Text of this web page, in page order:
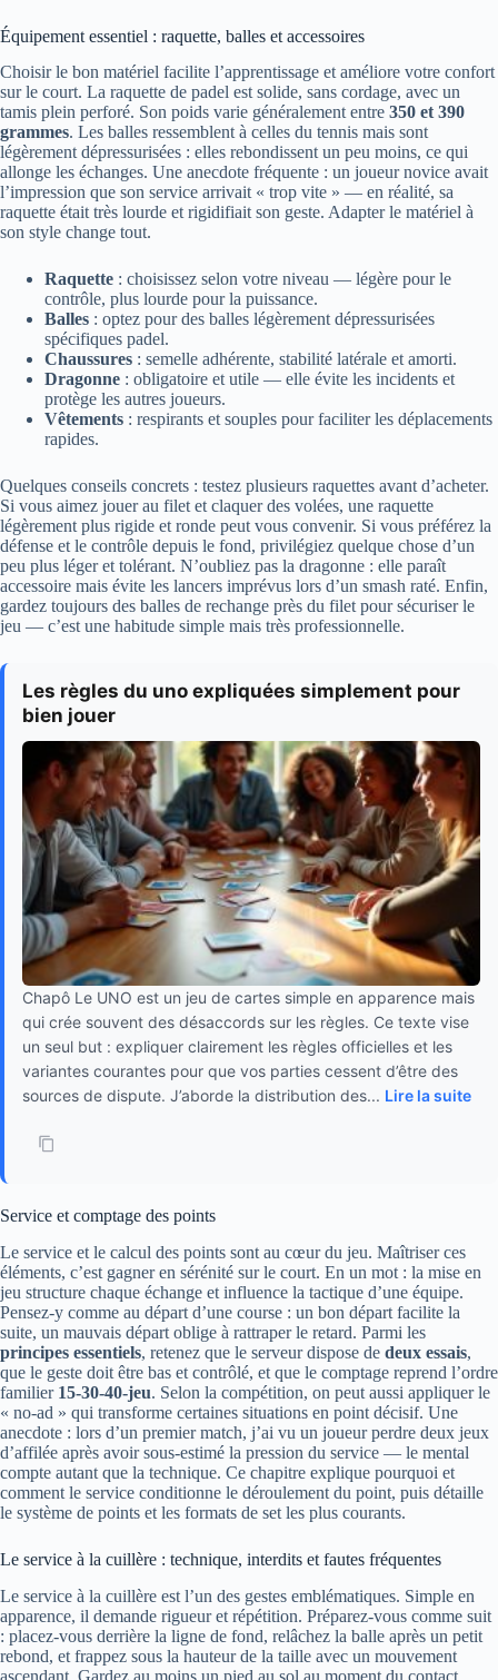
Équipement essentiel : raquette, balles et accessoires
Choisir le bon matériel facilite l’apprentissage et améliore votre confort
sur le court. La raquette de padel est solide, sans cordage, avec un
tamis plein perforé. Son poids varie généralement entre 350 et 390
grammes. Les balles ressemblent à celles du tennis mais sont
légèrement dépressurisées : elles rebondissent un peu moins, ce qui
allonge les échanges. Une anecdote fréquente : un joueur novice avait
l’impression que son service arrivait « trop vite » — en réalité, sa
raquette était très lourde et rigidifiait son geste. Adapter le matériel à
son style change tout.
Raquette : choisissez selon votre niveau — légère pour le
contrôle, plus lourde pour la puissance.
Balles : optez pour des balles légèrement dépressurisées
spécifiques padel.
Chaussures : semelle adhérente, stabilité latérale et amorti.
Dragonne : obligatoire et utile — elle évite les incidents et
protège les autres joueurs.
Vêtements : respirants et souples pour faciliter les déplacements
rapides.
Quelques conseils concrets : testez plusieurs raquettes avant d’acheter.
Si vous aimez jouer au filet et claquer des volées, une raquette
légèrement plus rigide et ronde peut vous convenir. Si vous préférez la
défense et le contrôle depuis le fond, privilégiez quelque chose d’un
peu plus léger et tolérant. N’oubliez pas la dragonne : elle paraît
accessoire mais évite les lancers imprévus lors d’un smash raté. Enfin,
gardez toujours des balles de rechange près du filet pour sécuriser le
jeu — c’est une habitude simple mais très professionnelle.
Les règles du uno expliquées simplement pour
bien jouer
Chapô Le UNO est un jeu de cartes simple en apparence mais
qui crée souvent des désaccords sur les règles. Ce texte vise
un seul but : expliquer clairement les règles officielles et les
variantes courantes pour que vos parties cessent d’être des
sources de dispute. J’aborde la distribution des... Lire la suite
Service et comptage des points
Le service et le calcul des points sont au cœur du jeu. Maîtriser ces
éléments, c’est gagner en sérénité sur le court. En un mot : la mise en
jeu structure chaque échange et influence la tactique d’une équipe.
Pensez-y comme au départ d’une course : un bon départ facilite la
suite, un mauvais départ oblige à rattraper le retard. Parmi les
principes essentiels, retenez que le serveur dispose de deux essais,
que le geste doit être bas et contrôlé, et que le comptage reprend l’ordre
familier 15‑30‑40‑jeu. Selon la compétition, on peut aussi appliquer le
« no‑ad » qui transforme certaines situations en point décisif. Une
anecdote : lors d’un premier match, j’ai vu un joueur perdre deux jeux
d’affilée après avoir sous‑estimé la pression du service — le mental
compte autant que la technique. Ce chapitre explique pourquoi et
comment le service conditionne le déroulement du point, puis détaille
le système de points et les formats de set les plus courants.
Le service à la cuillère : technique, interdits et fautes fréquentes
Le service à la cuillère est l’un des gestes emblématiques. Simple en
apparence, il demande rigueur et répétition. Préparez‑vous comme suit
: placez‑vous derrière la ligne de fond, relâchez la balle après un petit
rebond, et frappez sous la hauteur de la taille avec un mouvement
ascendant. Gardez au moins un pied au sol au moment du contact.